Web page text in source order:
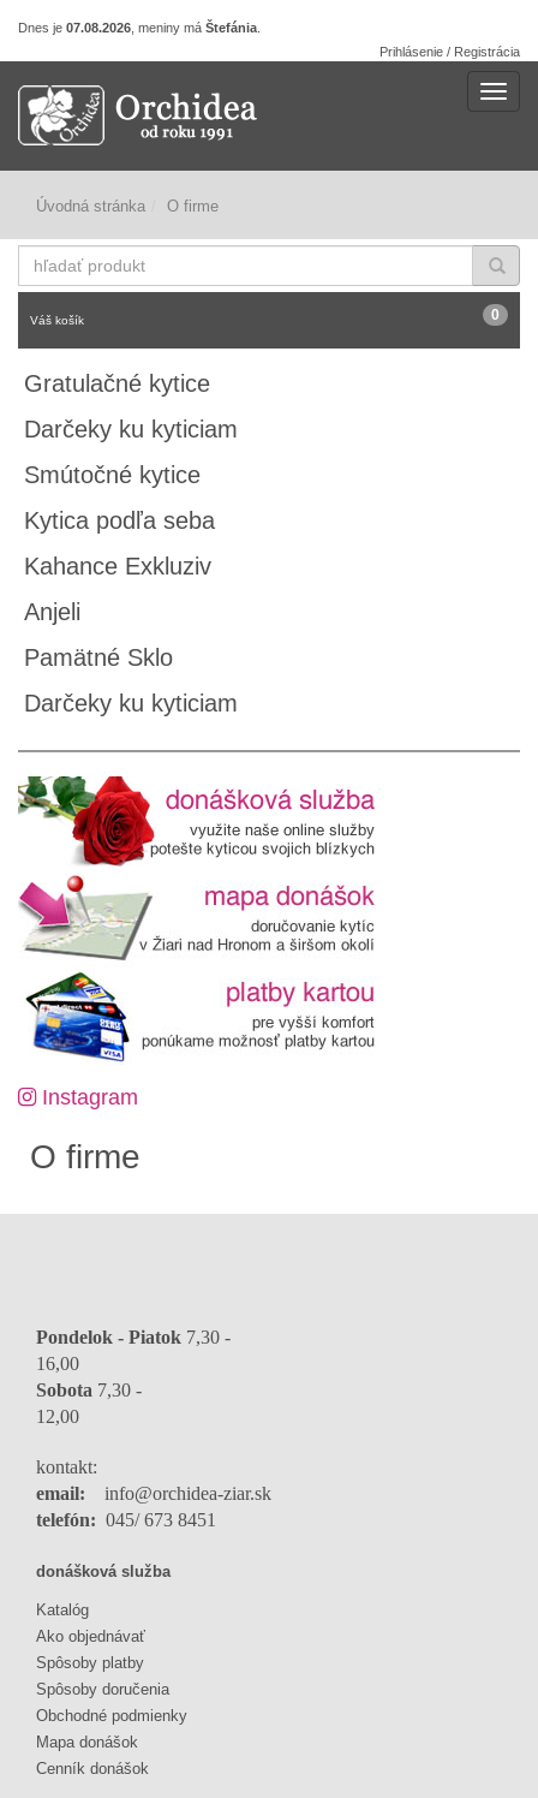
Dnes je 07.08.2026 , meniny má Štefánia
Prihlásenie / Registrácia
Úvodná stránka O firme
produkt
Váš košík 0
Gratulačné kytice
Darčeky ku kyticiam
Smútočné kytice
Kytica podľa seba
Kahance Exkluziv
Anjeli
Pamätné Sklo
Darčeky ku kyticiam
Instagram
O firme
Pondelok - Piatok 7,30 -
Sobota 7,30 -
12,00
kontakt:
email:
info@orchidea-ziar.sk
telefón: 045/ 673 8451
donášková služba
Katalóg
Ako objednávať
Spôsoby platby
Spôsoby doručenia
Obchodné podmienky
Mapa donášok
Cenník donášok